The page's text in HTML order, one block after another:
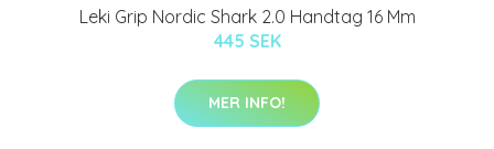
Leki Grip Nordic Shark 2.0 Handtag 16 Mm
445 SEK
MER INFO!